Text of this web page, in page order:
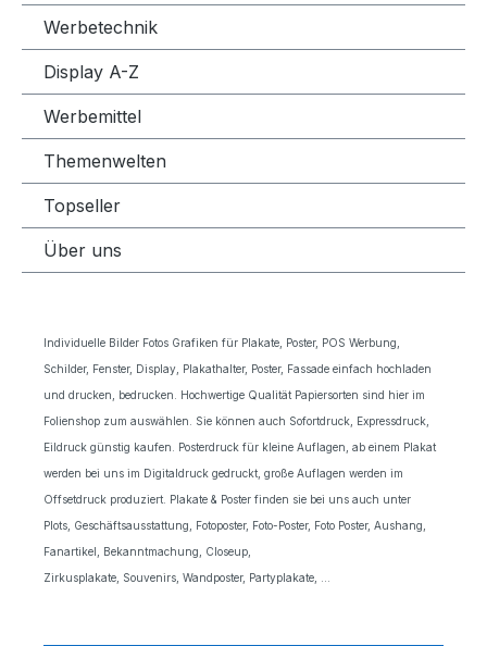
Werbetechnik
Display A-Z
Werbemittel
Themenwelten
Topseller
Über uns
Individuelle Bilder Fotos Grafiken für Plakate, Poster, POS Werbung,
Schilder, Fenster, Display, Plakathalter, Poster, Fassade einfach hochladen
und drucken, bedrucken. Hochwertige Qualität Papiersorten sind hier im
Folienshop zum auswählen. Sie können auch Sofortdruck, Expressdruck,
Eildruck günstig kaufen. Posterdruck für kleine Auflagen, ab einem Plakat
werden bei uns im Digitaldruck gedruckt, große Auflagen werden im
Offsetdruck produziert. Plakate & Poster finden sie bei uns auch unter
Plots, Geschäftsausstattung, Fotoposter, Foto-Poster, Foto Poster, Aushang,
Fanartikel, Bekanntmachung, Closeup,
Zirkusplakate, Souvenirs, Wandposter, Partyplakate, ...